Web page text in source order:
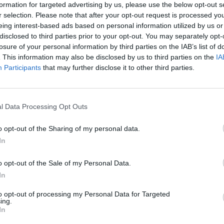
for targeted advertising by us, please use the below opt-out
selection. Please note that after your opt-out request is processed
interest-based ads based on personal information utilized by us
to third parties prior to your opt-out. You may separately
of your personal information by third parties on the IAB’s list of
This information may also be disclosed by us to third parties on the
Participants that may further disclose it to other third parties.
Data Processing Opt Outs
opt-out of the Sharing of my personal data.
opt-out of the Sale of my Personal Data.
opt-out of processing my Personal Data for Targeted
Amico62a
27 Giugno, 05:18
3 2.427
erotica? Fabio
25 Giugno, 02:17
6 5.036
Fabio
7 Aprile, 23:46
5 3.697
10 7.261
TheFreeOne
Boozy
Fabio 4